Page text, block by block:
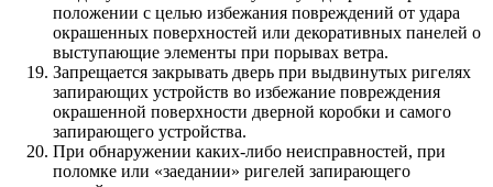
положении с целью избежания повреждений от удара
окрашенных поверхностей или декоративных панелей о
выступающие элементы при порывах ветра.
Запрещается закрывать дверь при выдвинутых ригелях
запирающих устройств во избежание повреждения
окрашенной поверхности дверной коробки и самого
запирающего устройства.
При обнаружении каких-либо неисправностей, при
поломке или «заедании» ригелей запирающего